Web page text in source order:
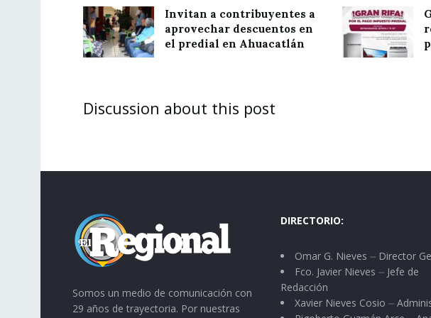
Invitan a contribuyentes a
aprovechar descuentos en
el predial en Ahuacatlán
Discussion about this post
Somos un medio de comunicación con
29 años de trayectoria. Por nuestras
DIRECTORIO:
Omar G. Nieves ⏤ Director
Fco. Javier Nieves ⏤ Jefe de
Redacción
Xavier Nieves Cosio ⏤